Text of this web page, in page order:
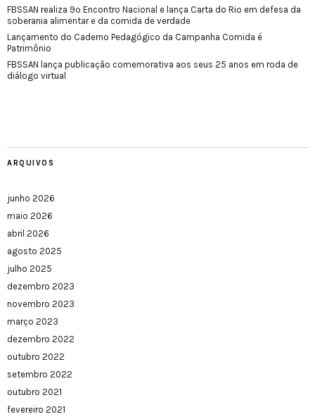
FBSSAN realiza 9º Encontro Nacional e lança Carta do Rio em defesa da
soberania alimentar e da comida de verdade
Lançamento do Caderno Pedagógico da Campanha Comida é
Patrimônio
FBSSAN lança publicação comemorativa aos seus 25 anos em roda de
diálogo virtual
ARQUIVOS
junho 2026
maio 2026
abril 2026
agosto 2025
julho 2025
dezembro 2023
novembro 2023
março 2023
dezembro 2022
outubro 2022
setembro 2022
outubro 2021
fevereiro 2021